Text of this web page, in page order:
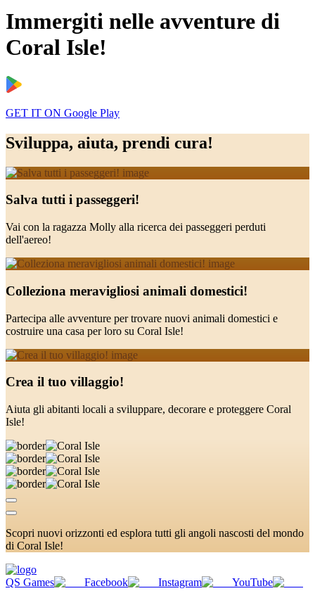
Immergiti nelle avventure di
Coral Isle!
GET IT ON Google Play
Sviluppa, aiuta, prendi cura!
Salva tutti i passeggeri!
Vai con la ragazza Molly alla ricerca dei passeggeri perduti
dell'aereo!
Colleziona meravigliosi animali domestici!
Partecipa alle avventure per trovare nuovi animali domestici e
costruire una casa per loro su Coral Isle!
Crea il tuo villaggio!
Aiuta gli abitanti locali a sviluppare, decorare e proteggere Coral
Isle!
Scopri nuovi orizzonti ed esplora tutti gli angoli nascosti del mondo
di Coral Isle!
QS Games Facebook Instagram YouTube